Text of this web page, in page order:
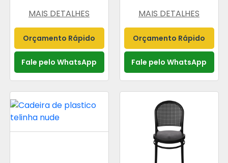
MAIS DETALHES
Orçamento Rápido
Fale pelo WhatsApp
MAIS DETALHES
Orçamento Rápido
Fale pelo WhatsApp